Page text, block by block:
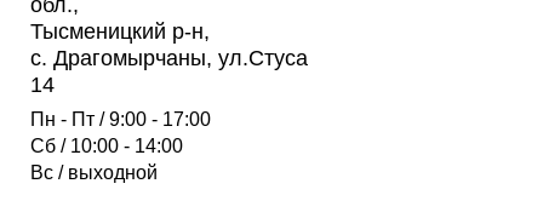
обл.,
Тысменицкий р-н,
с. Драгомырчаны, ул.Стуса
14
Пн - Пт / 9:00 - 17:00
Сб / 10:00 - 14:00
Вс / выходной